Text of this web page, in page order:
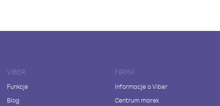
VIBER
Funkcje
Blog
FIRMA
Informacje o Viber
Centrum marek